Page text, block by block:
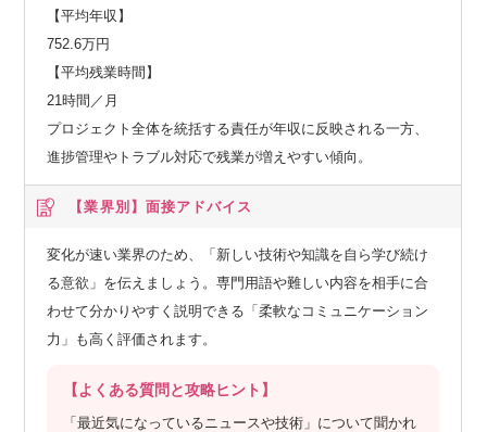
【平均年収】
752.6万円
【平均残業時間】
21時間／月
プロジェクト全体を統括する責任が年収に反映される一方、
進捗管理やトラブル対応で残業が増えやすい傾向。
【業界別】 面接アドバイス
変化が速い業界のため、「新しい技術や知識を自ら学び続け
る意欲」を伝えましょう。専門用語や難しい内容を相手に合
わせて分かりやすく説明できる「柔軟なコミュニケーション
力」も高く評価されます。
【よくある質問と攻略ヒント】
「最近気になっているニュースや技術」について聞かれ